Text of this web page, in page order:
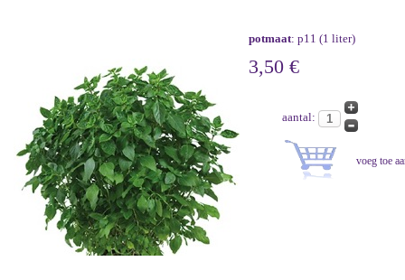
potmaat: p11 (1 liter)
3,50 €
aantal: